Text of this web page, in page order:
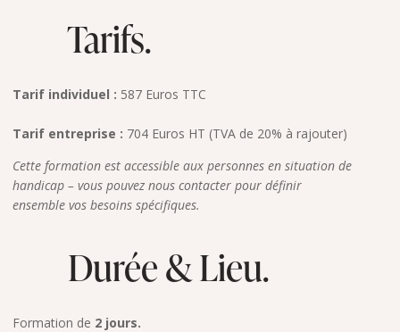
Tarifs.
Tarif individuel : 587 Euros TTC
Tarif entreprise : 704 Euros HT (TVA de 20% à rajouter)
Cette formation est accessible aux personnes en situation de
handicap – vous pouvez nous contacter pour définir
ensemble vos besoins spécifiques.
Durée & Lieu.
Formation de 2 jours.